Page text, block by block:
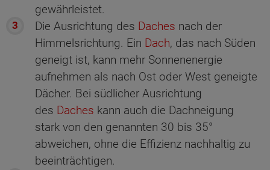
gewährleistet.
Die Ausrichtung des Daches nach der
Himmelsrichtung. Ein Dach, das nach Süden
geneigt ist, kann mehr Sonnenenergie
aufnehmen als nach Ost oder West geneigte
Dächer. Bei südlicher Ausrichtung
des Daches kann auch die Dachneigung
stark von den genannten 30 bis 35°
abweichen, ohne die Effizienz nachhaltig zu
beeinträchtigen.